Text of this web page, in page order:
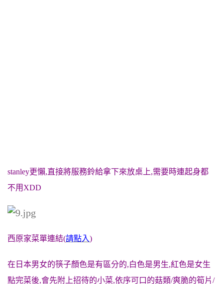
stanley更懶,直接將服務鈴給拿下來放桌上,需要時連起身都
不用XDD
西原家菜單連結(請點入)
在日本男女的筷子顏色是有區分的,白色是男生,紅色是女生
點完菜後,會先附上招待的小菜,依序可口的菇類/爽脆的筍片/